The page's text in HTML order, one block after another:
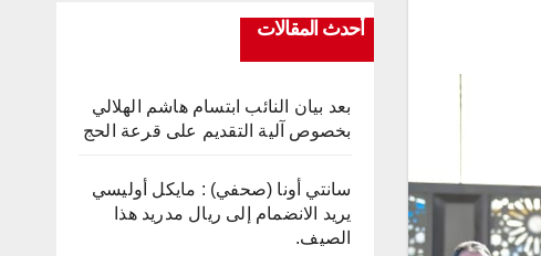
أحدث المقالات
بعد بيان النائب ابتسام هاشم الهلالي
بخصوص آلية التقديم على قرعة الحج
سانتي أونا (صحفي) : مايكل أوليسي
يريد الانضمام إلى ريال مدريد هذا
الصيف.